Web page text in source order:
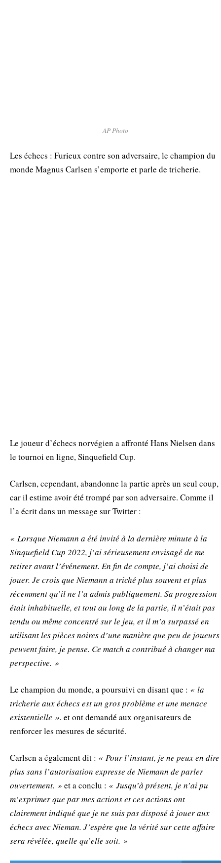
AP Photo
Les échecs : Furieux contre son adversaire, le champion du
monde Magnus Carlsen s’emporte et parle de tricherie.
Le joueur d’échecs norvégien a affronté Hans Nielsen dans
le tournoi en ligne, Sinquefield Cup.
Carlsen, cependant, abandonne la partie après un seul coup,
car il estime avoir été trompé par son adversaire. Comme il
l’a écrit dans un message sur Twitter :
« Lorsque Niemann a été invité à la dernière minute à la
Sinquefield Cup 2022, j’ai sérieusement envisagé de me
retirer avant l’événement. En fin de compte, j’ai choisi de
jouer. Je crois que Niemann a triché plus souvent et plus
récemment qu’il ne l’a admis publiquement. Sa progression
était inhabituelle, et tout au long de la partie, il n’était pas
tendu ou même concentré sur le jeu, et il m’a surpassé en
utilisant les pièces noires d’une manière que peu de joueurs
peuvent faire, je pense. Ce match a contribué à changer ma
perspective. »
Le champion du monde, a poursuivi en disant que : « la
tricherie aux échecs est un gros problème et une menace
existentielle ». et ont demandé aux organisateurs de
renforcer les mesures de sécurité.
Carlsen a également dit : « Pour l’instant, je ne peux en dire
plus sans l’autorisation expresse de Niemann de parler
ouvertement. » et a conclu : « Jusqu’à présent, je n’ai pu
m’exprimer que par mes actions et ces actions ont
clairement indiqué que je ne suis pas disposé à jouer aux
échecs avec Nieman. J’espère que la vérité sur cette affaire
sera révélée, quelle qu’elle soit. »